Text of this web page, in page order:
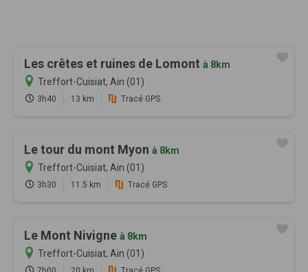
Les crêtes et ruines de Lomont à 8km
Treffort-Cuisiat, Ain (01)
3h40 13 km Tracé GPS
Le tour du mont Myon à 8km
Treffort-Cuisiat, Ain (01)
3h30 11.5 km Tracé GPS
Le Mont Nivigne à 8km
Treffort-Cuisiat, Ain (01)